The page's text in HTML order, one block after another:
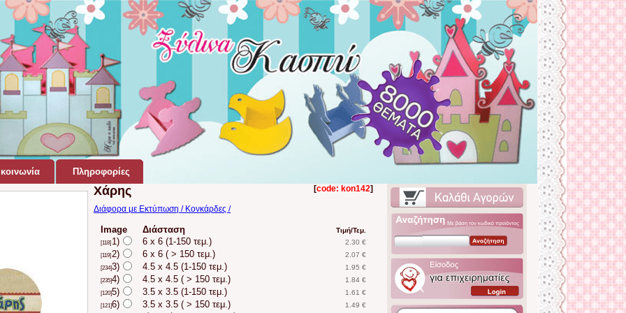
Πληροφορίες
[code: kon142]
Χάρης
Διάφορα με Εκτύπωση / Κονκάρδες /
Image Διάσταση Τιμή/Τεμ.
[118] 1) 6 x 6 (1-150 τεμ.) 2.30 €
[119] 2) 6 x 6 ( > 150 τεμ.) 2.07 €
[234]3) 4.5 x 4.5 (1-150 τεμ.) 1.95 €
[235]4) 4.5 x 4.5 ( > 150 τεμ.) 1.84 €
[120]5) 3.5 x 3.5 (1-150 τεμ.) 1.61 €
[121]6) 3.5 x 3.5 ( > 150 τεμ.)
1.49 €